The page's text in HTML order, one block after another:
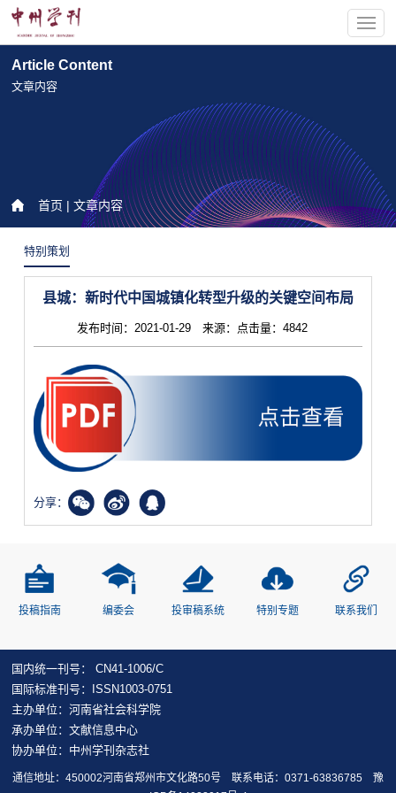
Article Content
文章内容
首页 | 文章内容
特别策划
县城：新时代中国城镇化转型升级的关键空间布局
发布时间：2021-01-29 来源：点击量：4842
分享：
投稿指南 编委会 投审稿系统 特别专题 联系我们
国内统一刊号： CN41-1006/C
国际标准刊号：ISSN1003-0751
主办单位：河南省社会科学院
承办单位：文献信息中心
协办单位：中州学刊杂志社
通信地址：450002河南省郑州市文化路50号 联系电话：0371-63836785 豫